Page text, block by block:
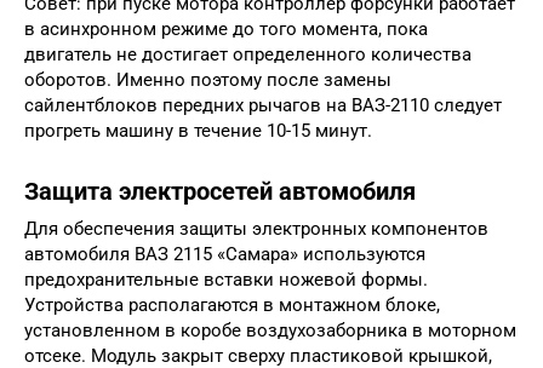
в асинхронном режиме до того момента, пока
двигатель не достигает определенного количества
оборотов. Именно поэтому после замены
сайлентблоков передних рычагов на ВАЗ-2110 следует
прогреть машину в течение 10-15 минут.
Защита электросетей автомобиля
Для обеспечения защиты электронных компонентов
автомобиля ВАЗ 2115 «Самара» используются
предохранительные вставки ножевой формы.
Устройства располагаются в монтажном блоке,
установленном в коробе воздухозаборника в моторном
отсеке. Модуль закрыт сверху пластиковой крышкой,